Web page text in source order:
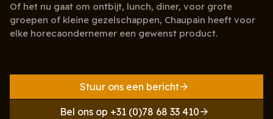
Of het nu gaat om ontbijt, lunch, diner, voor grote
groepen of kleine gezelschappen, Chaupain heeft voor
elke horecaondernemer een gewenst product.
Stuur ons een bericht
Bel ons op +31 (0)78 68 33 410